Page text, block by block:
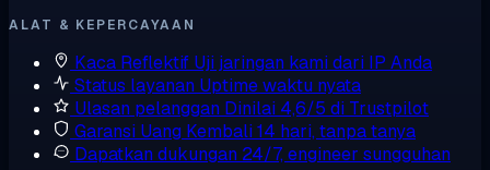
ALAT & KEPERCAYAAN
Kaca Reflektif Uji jaringan kami dari IP Anda
Status layanan Uptime waktu nyata
Ulasan pelanggan Dinilai 4,6/5 di Trustpilot
Garansi Uang Kembali 14 hari, tanpa tanya
Dapatkan dukungan 24/7, engineer sungguhan